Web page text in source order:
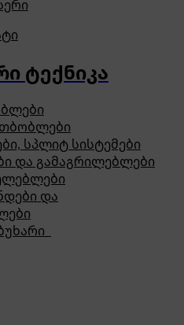
ტექნიკა
სპლიტ სისტემები
და გამაგრილებლები
და